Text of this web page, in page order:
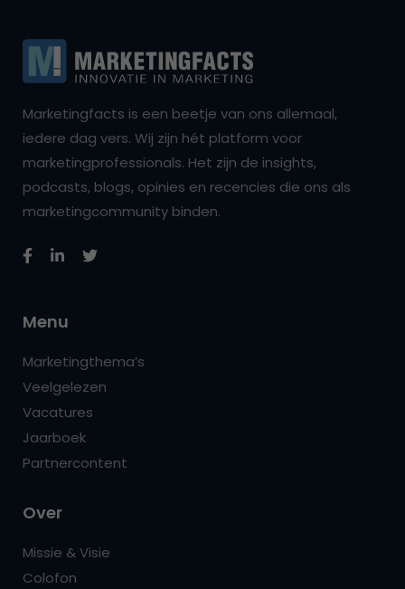
Marketingfacts is een beetje van ons allemaal,
iedere dag vers. Wij zijn hét platform voor
marketingprofessionals. Het zijn de insights,
podcasts, blogs, opinies en recencies die ons als
marketingcommunity binden.
Menu
Marketingthema’s
Veelgelezen
Vacatures
Jaarboek
Partnercontent
Over
Missie & Visie
Colofon